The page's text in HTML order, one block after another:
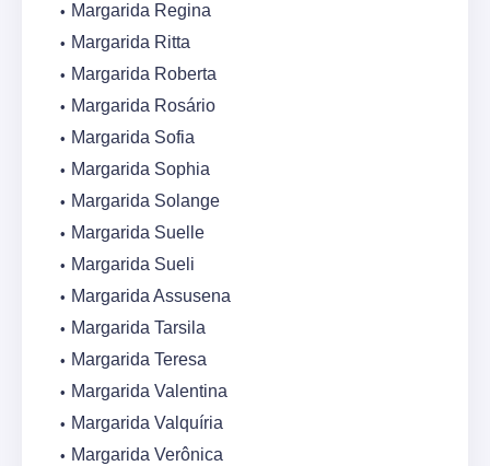
Margarida Regina
Margarida Ritta
Margarida Roberta
Margarida Rosário
Margarida Sofia
Margarida Sophia
Margarida Solange
Margarida Suelle
Margarida Sueli
Margarida Assusena
Margarida Tarsila
Margarida Teresa
Margarida Valentina
Margarida Valquíria
Margarida Verônica